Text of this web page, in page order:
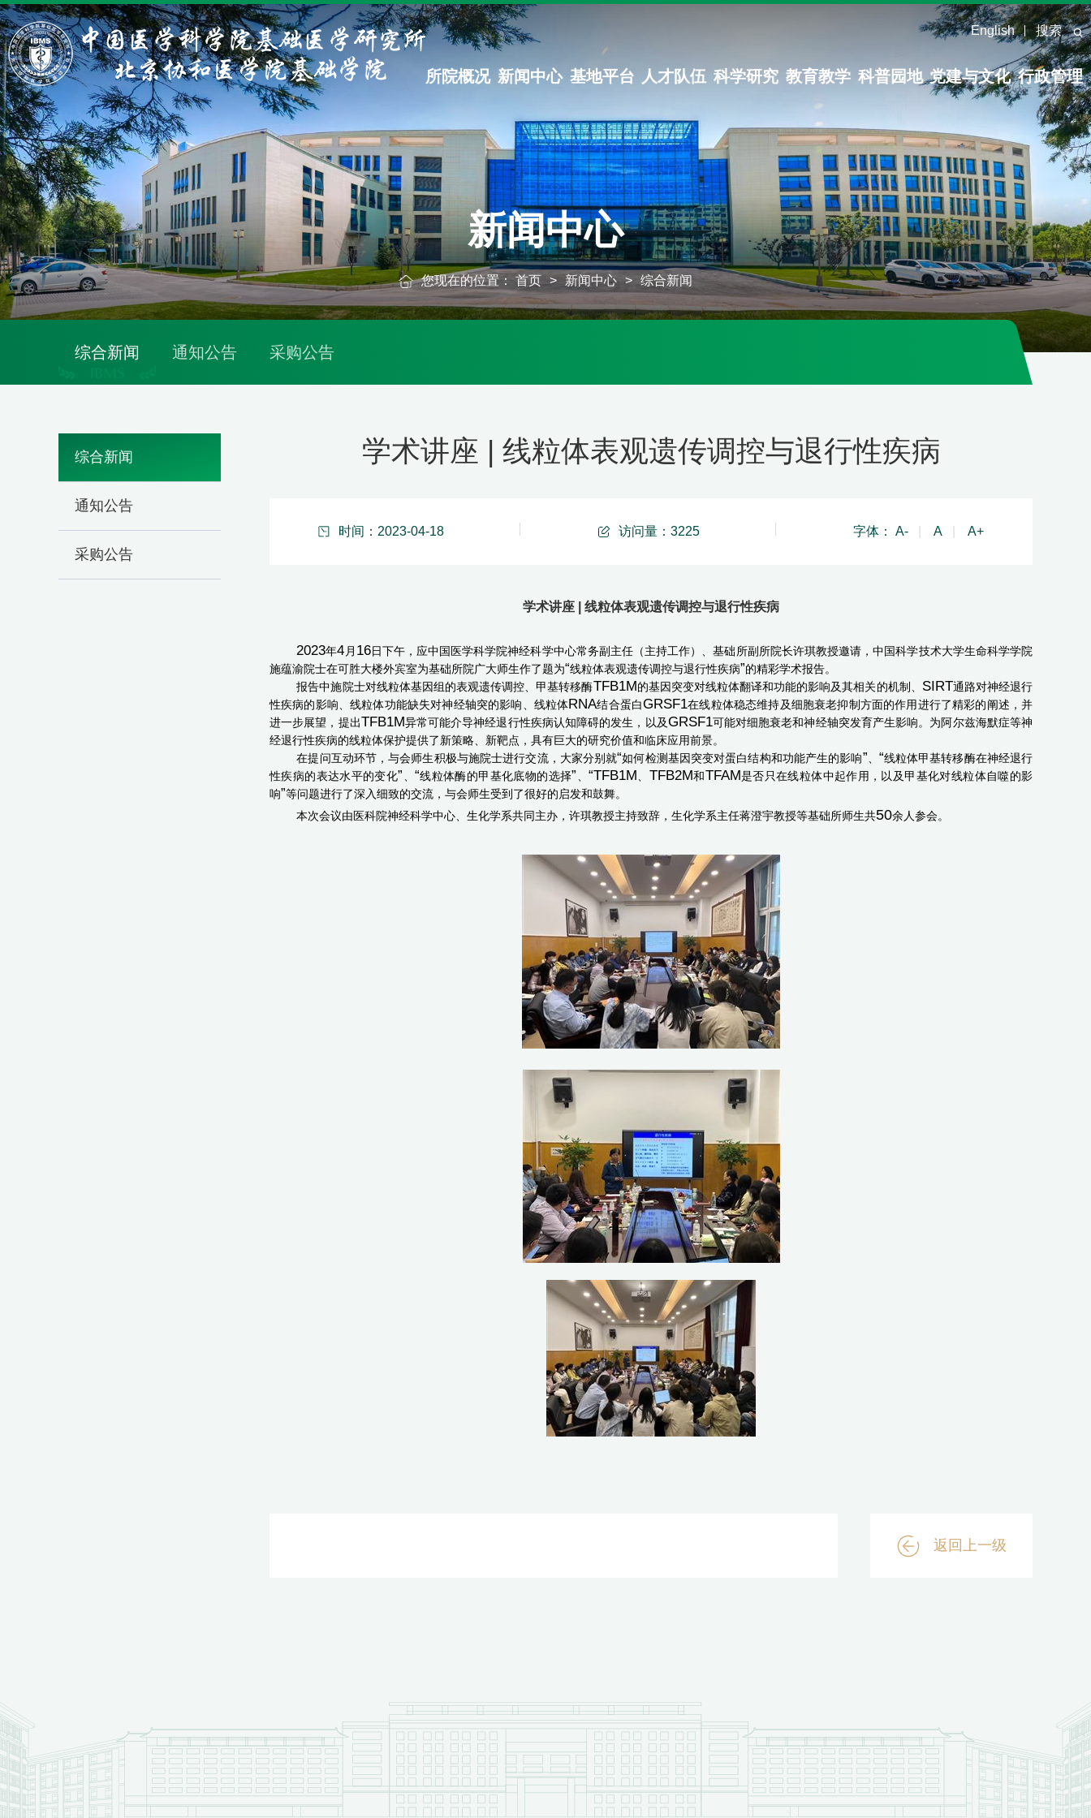
English 搜索
所院概况 新闻中心 基地平台 人才队伍 科学研究 教育教学 科普园地 党建与文化 行政管理
新闻中心
您现在的位置： 首页 > 新闻中心 > 综合新闻
综合新闻 通知公告 采购公告
综合新闻
通知公告
采购公告
学术讲座 | 线粒体表观遗传调控与退行性疾病
时间：2023-04-18 访问量： 3225 字体： A- A A+
学术讲座 | 线粒体表观遗传调控与退行性疾病
2023年4 月 16日 下午， 应中国医学科学院神经科学中心常务副主任（主持工作）、基础所副 所院长许琪教授邀请，中国科学技术大学生命科学学院
施蕴渝院士在可胜大楼外宾室为基础所院广大师生作了题为“线粒体表观遗传调控与退行性疾病”的精彩学术报告。
报告中施院士对线粒体基因组的表观遗传调控、甲基转移酶TFB1M的基因突变对线粒体翻译和功能的影响及其相关的机制、 SIRT通路对神经退行
性疾病的影响、线粒体功能缺失对神经轴突的影响、线粒体RNA结合蛋白GRSF1在线粒体稳态维持及细胞衰老抑制方面的作用进行了精彩的阐述，并
进一步展望，提出TFB1M异常可能介导神经退行性疾病认知障碍的发生，以及GRSF1可能对细胞衰老和神经轴突发育产生影响。为阿尔兹海默症等神
经退行性疾病的线粒体保护提供了新策略、新靶点， 具有巨大的研究价值和临床应用前景。
在提问互动环节 ，与会师生积极与施院士进行交流， 大家分别就“如何检测基因突变对蛋白结构和功能产生的影响” “线粒体甲基转移酶在神经退行
性疾病的表达水平的变化” “线粒体酶的甲基化底物的选择” 、“TFB1M TFB2M和 TFAM是否只在线粒体中起作用，以及甲基化对线粒体自噬的影
响”等问题进行了深入细致的交流，与会师生受到 了很好的启发和鼓舞。
本次会议由医科院神经科学中心、生化学系共同主办，许琪教授主持致辞 ，生化学系主任蒋澄宇教授等基础所师生共50余人参会。
返回上一级